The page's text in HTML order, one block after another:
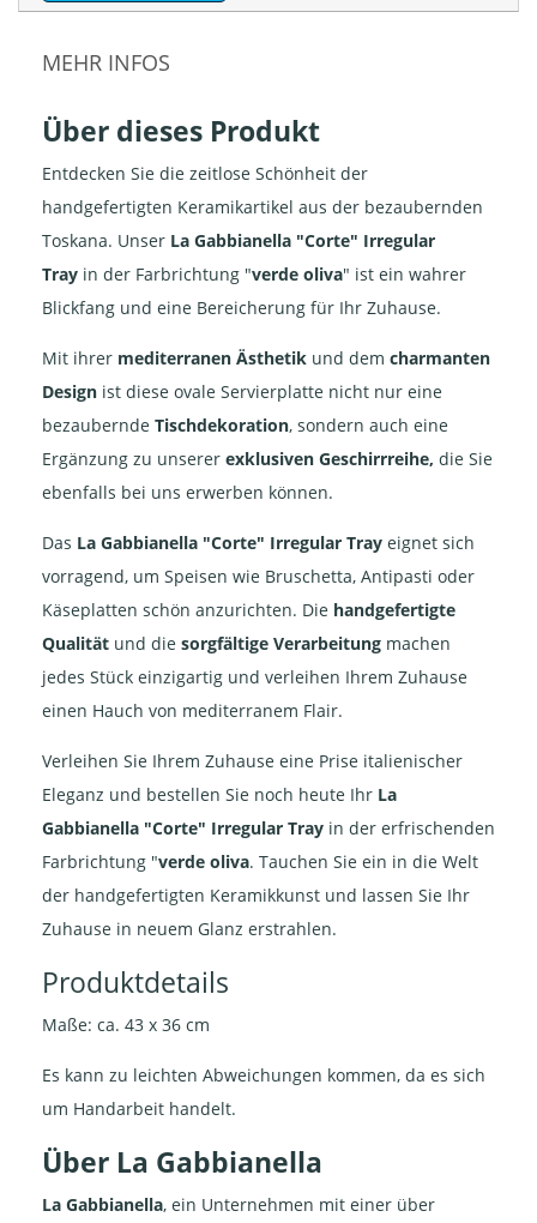
MEHR INFOS
Über dieses Produkt
Entdecken Sie die zeitlose Schönheit der
handgefertigten Keramikartikel aus der bezaubernden
Toskana. Unser La Gabbianella "Corte" Irregular
Tray in der Farbrichtung "verde oliva" ist ein wahrer
Blickfang und eine Bereicherung für Ihr Zuhause.
Mit ihrer mediterranen Ästhetik und dem charmanten
Design ist diese ovale Servierplatte nicht nur eine
bezaubernde Tischdekoration, sondern auch eine
Ergänzung zu unserer exklusiven Geschirrreihe, die Sie
ebenfalls bei uns erwerben können.
Das La Gabbianella "Corte" Irregular Tray eignet sich
vorragend, um Speisen wie Bruschetta, Antipasti oder
Käseplatten schön anzurichten. Die handgefertigte
Qualität und die sorgfältige Verarbeitung machen
jedes Stück einzigartig und verleihen Ihrem Zuhause
einen Hauch von mediterranem Flair.
Verleihen Sie Ihrem Zuhause eine Prise italienischer
Eleganz und bestellen Sie noch heute Ihr La
Gabbianella "Corte" Irregular Tray in der erfrischenden
Farbrichtung "verde oliva. Tauchen Sie ein in die Welt
der handgefertigten Keramikkunst und lassen Sie Ihr
Zuhause in neuem Glanz erstrahlen.
Produktdetails
Maße: ca. 43 x 36 cm
Es kann zu leichten Abweichungen kommen, da es sich
um Handarbeit handelt.
Über La Gabbianella
La Gabbianella, ein Unternehmen mit einer über